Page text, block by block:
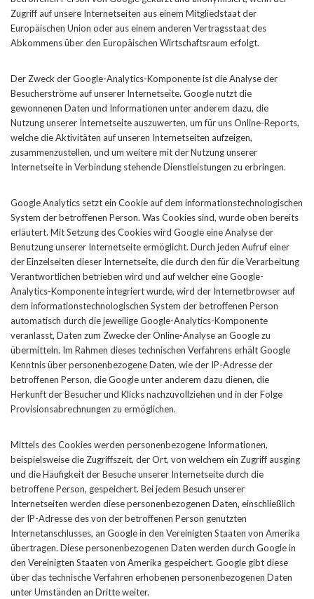
Zugriff auf unsere Internetseiten aus einem Mitgliedstaat der
Europäischen Union oder aus einem anderen Vertragsstaat des
Abkommens über den Europäischen Wirtschaftsraum erfolgt.
Der Zweck der Google-Analytics-Komponente ist die Analyse der
Besucherströme auf unserer Internetseite. Google nutzt die
gewonnenen Daten und Informationen unter anderem dazu, die
Nutzung unserer Internetseite auszuwerten, um für uns Online-Reports,
welche die Aktivitäten auf unseren Internetseiten aufzeigen,
zusammenzustellen, und um weitere mit der Nutzung unserer
Internetseite in Verbindung stehende Dienstleistungen zu erbringen.
Google Analytics setzt ein Cookie auf dem informationstechnologischen
System der betroffenen Person. Was Cookies sind, wurde oben bereits
erläutert. Mit Setzung des Cookies wird Google eine Analyse der
Benutzung unserer Internetseite ermöglicht. Durch jeden Aufruf einer
der Einzelseiten dieser Internetseite, die durch den für die Verarbeitung
Verantwortlichen betrieben wird und auf welcher eine Google-
Analytics-Komponente integriert wurde, wird der Internetbrowser auf
dem informationstechnologischen System der betroffenen Person
automatisch durch die jeweilige Google-Analytics-Komponente
veranlasst, Daten zum Zwecke der Online-Analyse an Google zu
übermitteln. Im Rahmen dieses technischen Verfahrens erhält Google
Kenntnis über personenbezogene Daten, wie der IP-Adresse der
betroffenen Person, die Google unter anderem dazu dienen, die
Herkunft der Besucher und Klicks nachzuvollziehen und in der Folge
Provisionsabrechnungen zu ermöglichen.
Mittels des Cookies werden personenbezogene Informationen,
beispielsweise die Zugriffszeit, der Ort, von welchem ein Zugriff ausging
und die Häufigkeit der Besuche unserer Internetseite durch die
betroffene Person, gespeichert. Bei jedem Besuch unserer
Internetseiten werden diese personenbezogenen Daten, einschließlich
der IP-Adresse des von der betroffenen Person genutzten
Internetanschlusses, an Google in den Vereinigten Staaten von Amerika
übertragen. Diese personenbezogenen Daten werden durch Google in
den Vereinigten Staaten von Amerika gespeichert. Google gibt diese
über das technische Verfahren erhobenen personenbezogenen Daten
unter Umständen an Dritte weiter.